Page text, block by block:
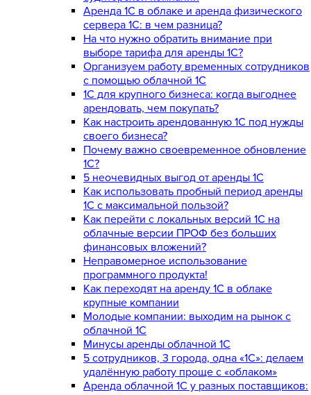
Аренда 1С в облаке и аренда физического
сервера 1С: в чем разница?
На что нужно обратить внимание при
выборе тарифа для аренды 1С?
Организуем работу временных сотрудников
с помощью облачной 1С
1С для крупного бизнеса: когда выгоднее
арендовать, чем покупать?
Как настроить арендованную 1С под нужды
своего бизнеса?
Почему важно своевременное обновление
1С?
5 неочевидных выгод от аренды 1С
Как использовать пробный период аренды
1С с максимальной пользой?
Как перейти с локальных версий 1С на
облачные версии ПРОФ без больших
финансовых вложений?
Неправомерное использование
программного продукта!
Как переходят на аренду 1С в облаке
крупные компании
Молодые компании: выходим на рынок с
облачной 1С
Минусы аренды облачной 1С
5 сотрудников, 3 города, одна «1С»: делаем
удалённую работу проще с «облаком»
Аренда облачной 1С у разных поставщиков: